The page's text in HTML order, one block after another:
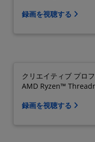
録画を視聴する
クリエイティブ プロ
AMD Ryzen™
録画を視聴する